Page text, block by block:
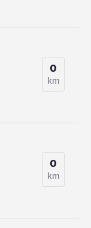
0
km
0
km